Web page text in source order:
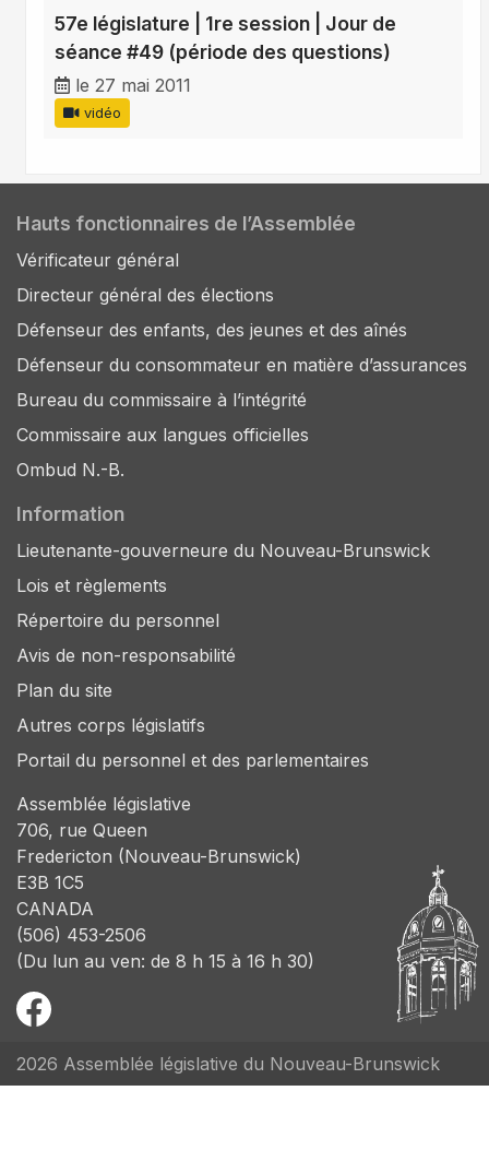
57e législature | 1re session | Jour de
séance #49 (période des questions)
le 27 mai 2011
vidéo
Hauts fonctionnaires de l’Assemblée
Vérificateur général
Directeur général des élections
Défenseur des enfants, des jeunes et des aînés
Défenseur du consommateur en matière d’assurances
Bureau du commissaire à l’intégrité
Commissaire aux langues officielles
Ombud N.-B.
Information
Lieutenante-gouverneure du Nouveau-Brunswick
Lois et règlements
Répertoire du personnel
Avis de non-responsabilité
Plan du site
Autres corps législatifs
Portail du personnel et des parlementaires
Assemblée législative
706, rue Queen
Fredericton (Nouveau-Brunswick)
E3B 1C5
CANADA
(506) 453-2506
(Du lun au ven: de 8 h 15 à 16 h 30)
2026 Assemblée législative du Nouveau-Brunswick